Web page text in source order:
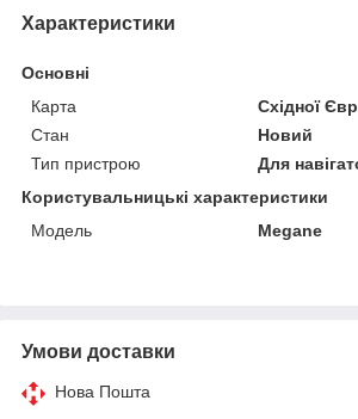
Характеристики
Основні
Карта
Східної
Стан
Новий
Тип пристрою
Для
Користувальницькі характеристики
Мoдель
Megane
Умови доставки
Нова Пошта